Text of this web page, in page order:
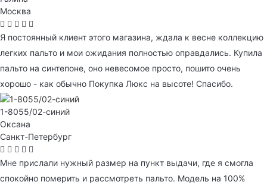
Москва
Я постоянный клиент этого магазина, ждала к весне коллекцию
легких пальто и мои ожидания полностью оправдались. Купила
пальто на синтепоне, оно невесомое просто, пошито очень
хорошо - как обычно Покупка Люкс на высоте! Спасибо.
1-8055/02-синий
Оксана
Санкт-Петербург
Мне прислали нужный размер на пункт выдачи, где я смогла
спокойно померить и рассмотреть пальто. Модель на 100%